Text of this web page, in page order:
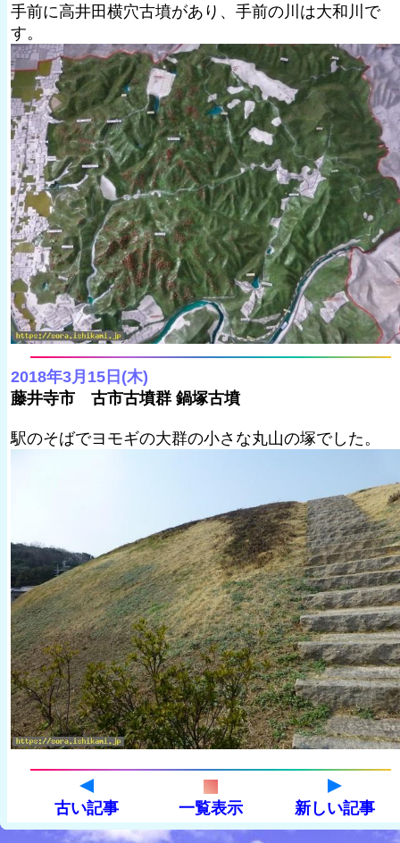
手前に高井田横穴古墳があり、手前の川は大和川で
す。
2018年3月15日(木)
藤井寺市 古市古墳群 鍋塚古墳
駅のそばでヨモギの大群の小さな丸山の塚でした。
古い記事 一覧表示 新しい記事